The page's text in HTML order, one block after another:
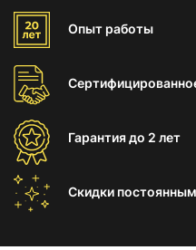
Опыт работы
Гарантиядо 2 лет
Скидки постоянным